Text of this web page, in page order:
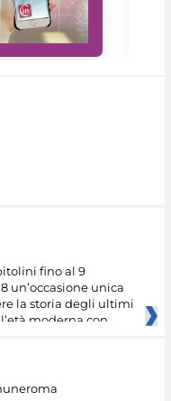
fino al 9
un’occasione unica
la storia degli ultimi
moderna con